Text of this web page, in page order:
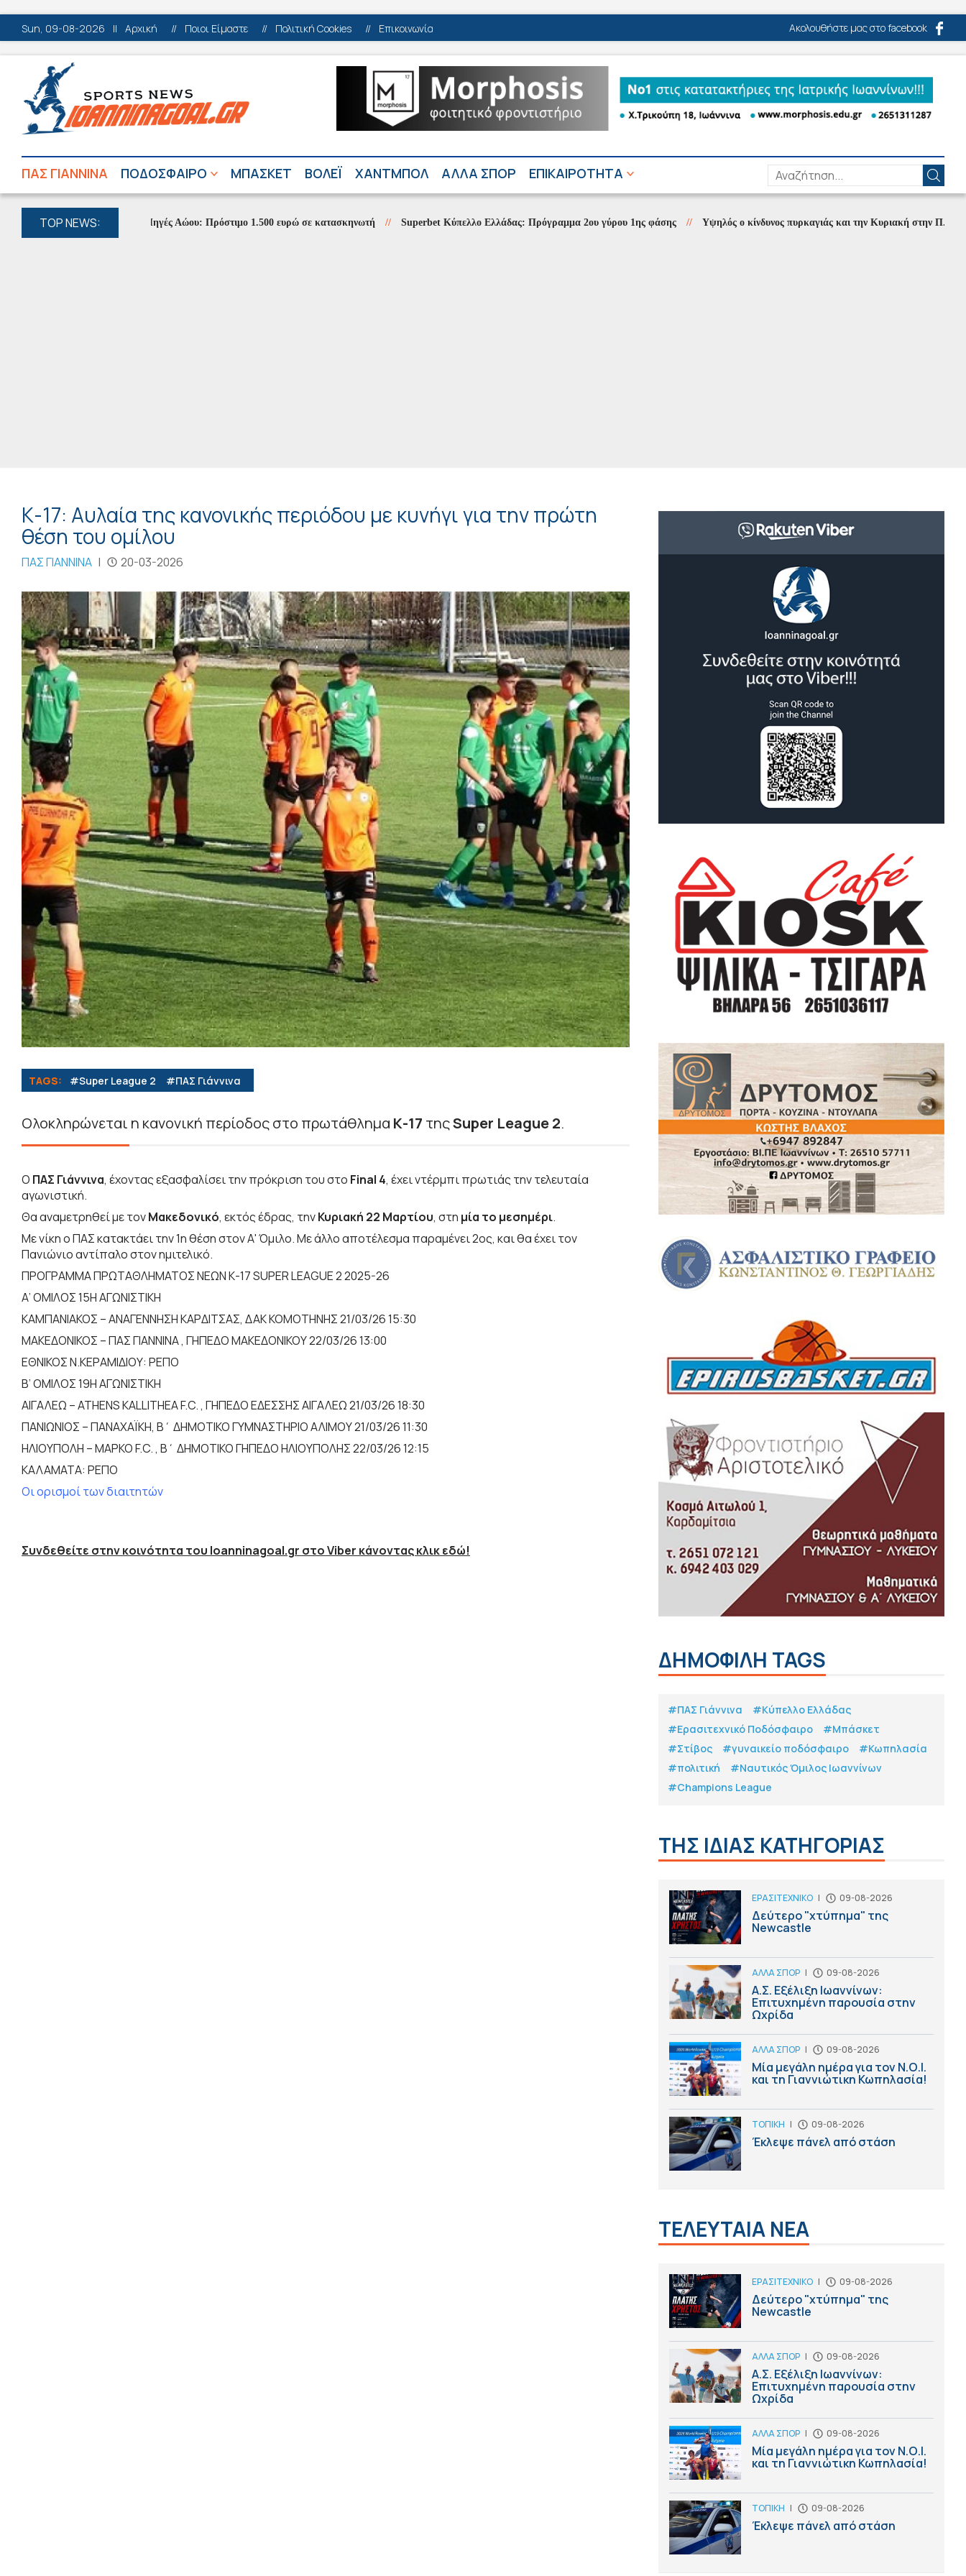
Sun, 09-08-2026 || Αρχική // Ποιοι Είμαστε // Πολιτική Cookies // Επικοινωνία Ακολουθήστε μας στο facebook
ΠΑΣ ΓΙΑΝΝΙΝΑ ΠΟΔΟΣΦΑΙΡΟ ΜΠΑΣΚΕΤ ΒΟΛΕΪ ΧΑΝΤΜΠΟΛ ΑΛΛΑ ΣΠΟΡ ΕΠΙΚΑΙΡΟΤΗΤΑ
TOP NEWS: Πηγές Αώου: Πρόστιμο 1.500 ευρώ σε κατασκηνωτή // Superbet Κύπελλο Ελλάδας: Πρόγραμμα 2ου γύρου 1ης φάσης // Υψηλός ο κίνδυνος πυρκαγιάς και την Κυριακή στην Π.Ε Πρέβεζας
Κ-17: Αυλαία της κανονικής περιόδου με κυνήγι για την πρώτη
θέση του ομίλου
ΠΑΣ ΓΙΑΝΝΙΝΑ | 20-03-2026
TAGS: #Super League 2 #ΠΑΣ Γιάννινα
Ολοκληρώνεται η κανονική περίοδος στο πρωτάθλημα Κ-17 τηςSuper League 2.
Ο ΠΑΣ Γιάννινα, έχοντας εξασφαλίσει την πρόκριση του στο Final 4, έχει ντέρμπι πρωτιάς την τελευταία
αγωνιστική.
Θα αναμετρηθεί με τονΜακεδονικό, εκτός έδρας, τηνΚυριακή 22 Μαρτίου, στη μία το μεσημέρι.
Με νίκη ο ΠΑΣ κατακτάει την 1η θέση στον Α' Όμιλο. Με άλλο αποτέλεσμα παραμένει 2ος, και θα έχει τον
Πανιώνιο αντίπαλο στον ημιτελικό.
ΠΡΟΓΡΑΜΜΑ ΠΡΩΤΑΘΛΗΜΑΤΟΣ ΝΕΩΝ Κ-17 SUPER LEAGUE 2 2025-26
Α’ ΟΜΙΛΟΣ 15Η ΑΓΩΝΙΣΤΙΚΗ
ΚΑΜΠΑΝΙΑΚΟΣ – ΑΝΑΓΕΝΝΗΣΗ ΚΑΡΔΙΤΣΑΣ, ΔΑΚ ΚΟΜΟΤΗΝΗΣ 21/03/26 15:30
ΜΑΚΕΔΟΝΙΚΟΣ – ΠΑΣ ΓΙΑΝΝΙΝΑ , ΓΗΠΕΔΟ ΜΑΚΕΔΟΝΙΚΟΥ 22/03/26 13:00
ΕΘΝΙΚΟΣ Ν.ΚΕΡΑΜΙΔΙΟΥ: ΡΕΠΟ
Β’ ΟΜΙΛΟΣ 19Η ΑΓΩΝΙΣΤΙΚΗ
ΑΙΓΑΛΕΩ – ATHENS KALLITHEA F.C. , ΓΗΠΕΔΟ ΕΔΕΣΣΗΣ ΑΙΓΑΛΕΩ 21/03/26 18:30
ΠΑΝΙΩΝΙΟΣ – ΠΑΝΑΧΑΪΚΗ, Β΄ ΔΗΜΟΤΙΚΟ ΓΥΜΝΑΣΤΗΡΙΟ ΑΛΙΜΟΥ 21/03/26 11:30
ΗΛΙΟΥΠΟΛΗ – ΜΑΡΚΟ F.C. , Β΄ ΔΗΜΟΤΙΚΟ ΓΗΠΕΔΟ ΗΛΙΟΥΠΟΛΗΣ 22/03/26 12:15
ΚΑΛΑΜΑΤΑ: ΡΕΠΟ
Οι ορισμοί των διαιτητών
Συνδεθείτε στην κοινότητα του Ioanninagoal.gr στο Viber κάνοντας κλικ εδώ!
ΔΗΜΟΦΙΛΗ TAGS
#ΠΑΣ Γιάννινα
#Κύπελλο Ελλάδας
#Eρασιτεχνικό Ποδόσφαιρο
#Μπάσκετ
#Στίβος
#γυναικείο ποδόσφαιρο
#Κωπηλασία
#πολιτική
#Ναυτικός Όμιλος Ιωαννίνων
#Champions League
ΤΗΣ ΙΔΙΑΣ ΚΑΤΗΓΟΡΙΑΣ
ΕΡΑΣΙΤΕΧΝΙΚΟ | 09-08-2026
Δεύτερο "χτύπημα" της
Newcastle
ΑΛΛΑ ΣΠΟΡ | 09-08-2026
Α.Σ. Εξέλιξη Ιωαννίνων:
Επιτυχημένη παρουσία στην
Ωχρίδα
ΑΛΛΑ ΣΠΟΡ | 09-08-2026
Μία μεγάλη ημέρα για τον Ν.Ο.Ι.
και τη Γιαννιώτικη Κωπηλασία!
ΤΟΠΙΚΗ | 09-08-2026
Έκλεψε πάνελ από στάση
ΤΕΛΕΥΤΑΙΑ ΝΕΑ
ΕΡΑΣΙΤΕΧΝΙΚΟ | 09-08-2026
Δεύτερο "χτύπημα" της
Newcastle
ΑΛΛΑ ΣΠΟΡ | 09-08-2026
Α.Σ. Εξέλιξη Ιωαννίνων:
Επιτυχημένη παρουσία στην
Ωχρίδα
ΑΛΛΑ ΣΠΟΡ | 09-08-2026
Μία μεγάλη ημέρα για τον Ν.Ο.Ι.
και τη Γιαννιώτικη Κωπηλασία!
ΤΟΠΙΚΗ | 09-08-2026
Έκλεψε πάνελ από στάση